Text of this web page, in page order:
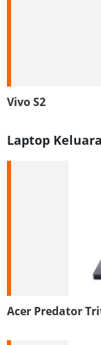
Vivo S2
Laptop
Acer Predator